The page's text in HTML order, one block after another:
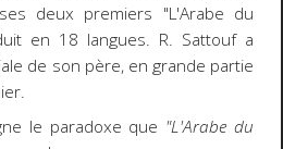
deux premiers "L'Arabe du
en 18 langues. R. Sattouf a
de son père, en grande partie
le paradoxe que "L'Arabe du